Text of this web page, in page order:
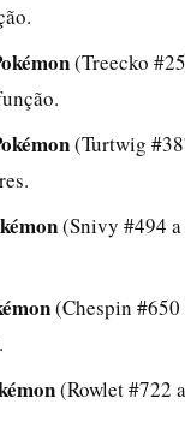
(Treecko
(Turtwig
(Snivy #494 a
(Chespin
(Rowlet #722